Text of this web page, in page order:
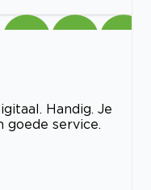
Handig. Je
service.